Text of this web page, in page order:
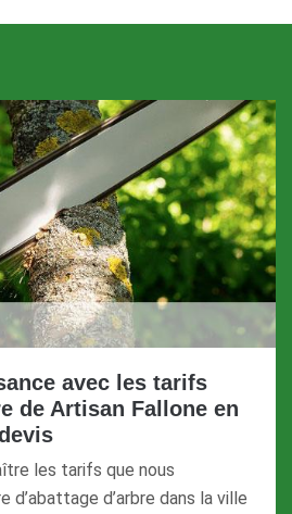
avec les tarifs
de Artisan Fallone en
les tarifs que nous
d’abattage d’arbre dans la ville